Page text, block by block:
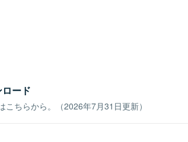
ード
ちらから。（2026年7月31日更新）